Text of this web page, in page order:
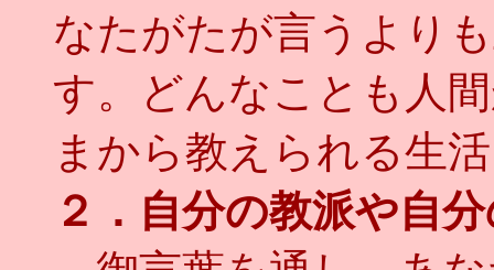
なたがたが言うより
す。どんなことも人
まから教えられる生
２．自分の教派や自